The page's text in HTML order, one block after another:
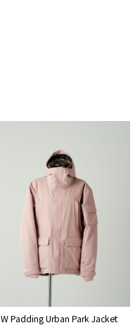
W Padding Urban Park Jacket